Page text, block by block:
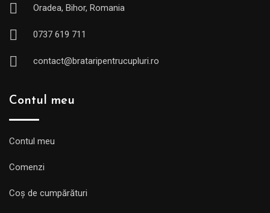
Oradea, Bihor, Romania
0737 619 711
contact@brataripentrucupluri.ro
Contul meu
Contul meu
Comenzi
Coș de cumpărături